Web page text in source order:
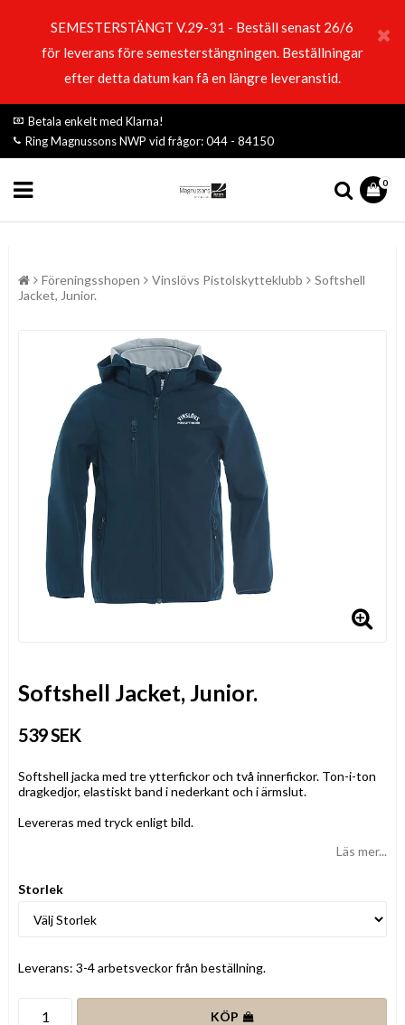
SEMESTERSTÄNGT V.29-31 - Beställ senast 26/6
för leverans före semesterstängningen. Beställningar
efter detta datum kan få en längre leveranstid.
Betala enkelt med Klarna!
Ring Magnussons NWP vid frågor: 044 - 84150
0
Föreningsshopen Vinslövs Pistolskytteklubb
Softshell
Jacket, Junior.
Softshell Jacket, Junior.
539 SEK
Softshell jacka med tre ytterfickor och två innerfickor. Ton-i-ton
dragkedjor, elastiskt band i nederkant och i ärmslut.
Levereras med tryck enligt bild.
Läs mer...
Storlek
Leverans: 3-4 arbetsveckor från beställning.
KÖP